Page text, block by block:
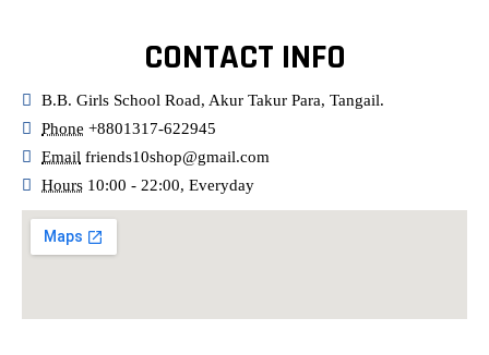
CONTACT INFO
B.B. Girls School Road, Akur Takur Para, Tangail.
Phone +8801317-622945
Email friends10shop@gmail.com
Hours 10:00 - 22:00, Everyday